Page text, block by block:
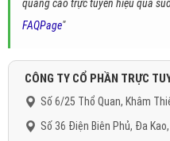
quảng cáo trực tuyến hiệu quả
FAQPage"
CÔNG TY CỔ PHẦN TRỰC
Số 6/25 Thổ Quan, Khâm
Số 36 Điện Biên Phủ, Đa